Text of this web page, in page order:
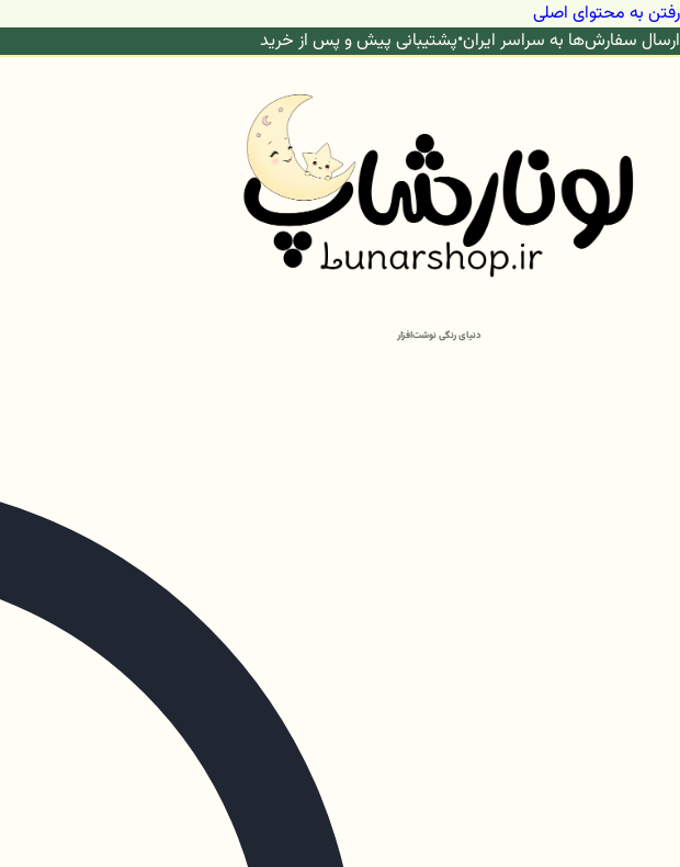
رفتن به محتوای اصلی
ارسال سفارش‌ها به سراسر ایران•پشتیبانی پیش و پس از خرید
دنیای رنگی نوشت‌افزار